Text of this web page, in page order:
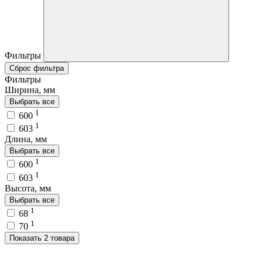
Фильтры
Сброс фильтра
Фильтры
Ширина, мм
Выбрать все
600 1
603 1
Длина, мм
Выбрать все
600 1
603 1
Высота, мм
Выбрать все
68 1
70 1
Показать 2 товара